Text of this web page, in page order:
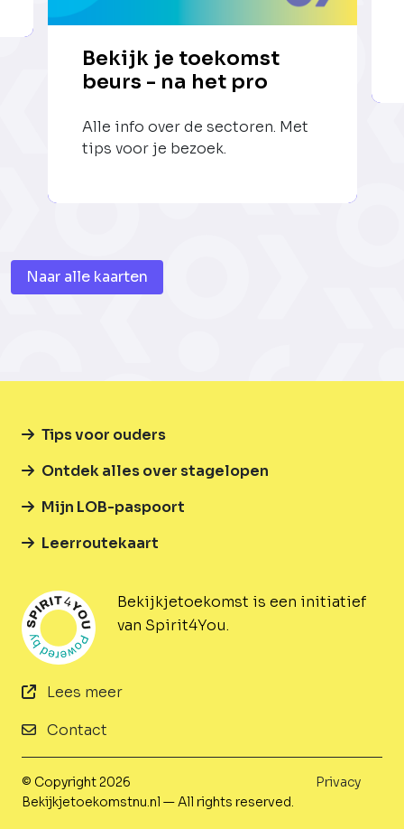
Bekijk je toekomst
beurs - na het pro
Alle info over de sectoren. Met
tips voor je bezoek.
Naar alle kaarten
Bekijkjetoekomst is een initiatief
van Spirit4You.
Lees meer
Contact
Tips voor ouders
Ontdek alles over stagelopen
Mijn LOB-paspoort
Leerroutekaart
© Copyright 2026
Bekijkjetoekomstnu.nl — All rights reserved.
Privacy